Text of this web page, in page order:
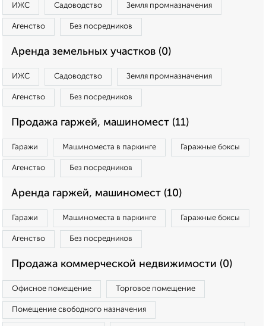
ИЖС Садоводство Земля промназначения
Агенство Без посредников
Аренда земельных участков (0)
ИЖС Садоводство Земля промназначения
Агенство Без посредников
Продажа гаржей, машиномест (11)
Гаражи Машиноместа в паркинге Гаражные боксы
Агенство Без посредников
Аренда гаржей, машиномест (10)
Гаражи Машиноместа в паркинге Гаражные боксы
Агенство Без посредников
Продажа коммерческой недвижимости (0)
Офисное помещение Торговое помещение
Помещение свободного назначения